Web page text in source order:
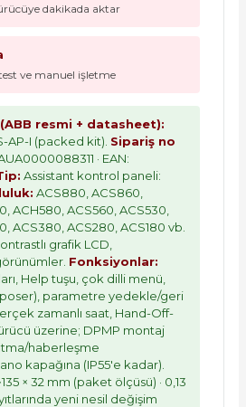
dakikada aktar
ve manuel işletme
resmi + datasheet):
AP-I (packed kit). Sipariş no
· EAN:
Assistant kontrol paneli:
ACS880, ACS860,
ACH580, ACS560, ACS530,
ACS380, ACS280, ACS180 vb.
grafik LCD,
Fonksiyonlar:
Help tuşu, çok dilli menü,
parametre yedekle/geri
zamanlı saat, Hand-Off-
üzerine; DPMP montaj
haberleşme
kapağına (IP55'e kadar).
× 32 mm (paket ölçüsü) · 0,13
yeni nesil değişim